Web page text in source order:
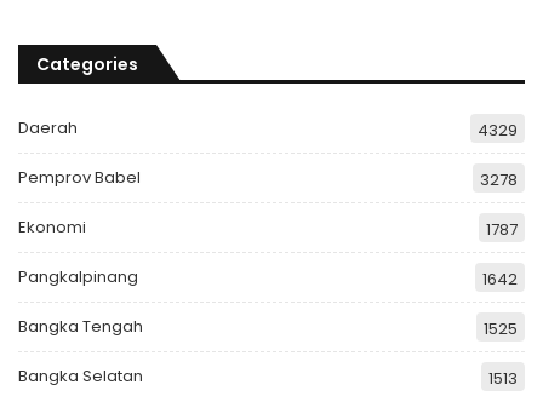
Categories
Daerah 4329
Pemprov Babel 3278
Ekonomi 1787
Pangkalpinang 1642
Bangka Tengah 1525
Bangka Selatan 1513